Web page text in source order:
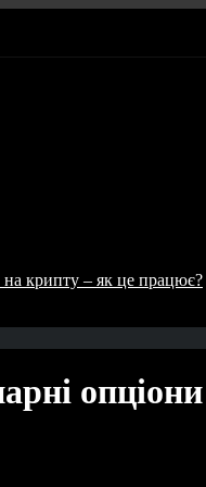
крипту – як це працює?